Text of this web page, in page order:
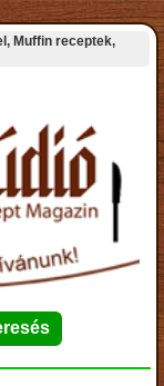
Muffin receptek,